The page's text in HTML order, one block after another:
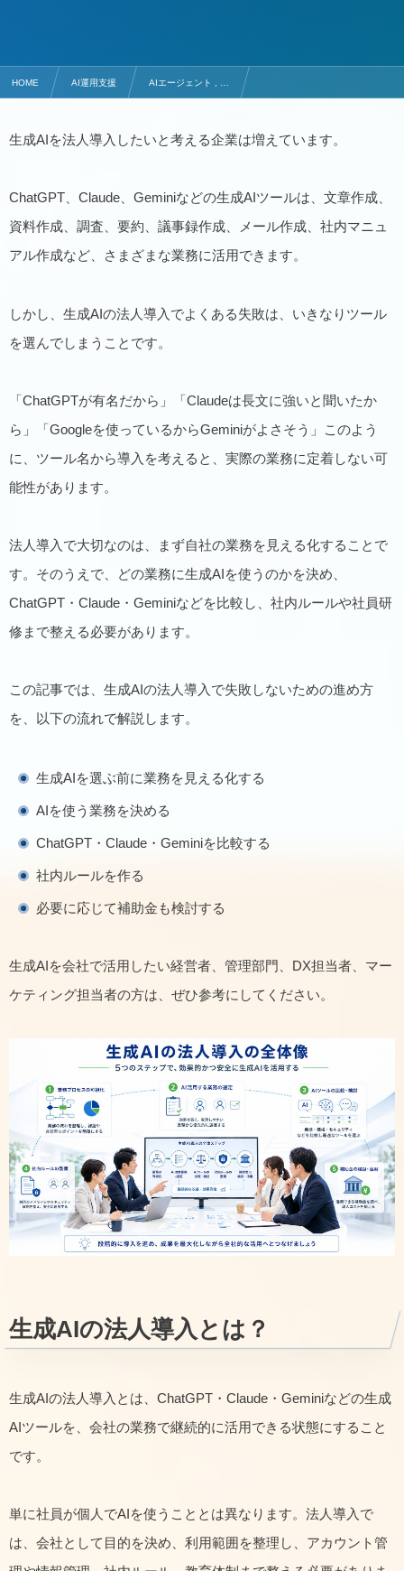
HOME AI運用支援 AIエージェント , …
生成AIを法人導入したいと考える企業は増えています。
ChatGPT、Claude、Geminiなどの生成AIツールは、文章作成、
資料作成、調査、要約、議事録作成、メール作成、社内マニュ
アル作成など、さまざまな業務に活用できます。
しかし、生成AIの法人導入でよくある失敗は、いきなりツール
を選んでしまうことです。
「ChatGPTが有名だから」「Claudeは長文に強いと聞いたか
ら」「Googleを使っているからGeminiがよさそう」このよう
に、ツール名から導入を考えると、実際の業務に定着しない可
能性があります。
法人導入で大切なのは、まず自社の業務を見える化することで
す。そのうえで、どの業務に生成AIを使うのかを決め、
ChatGPT・Claude・Geminiなどを比較し、社内ルールや社員研
修まで整える必要があります。
この記事では、生成AIの法人導入で失敗しないための進め方
を、以下の流れで解説します。
生成AIを選ぶ前に業務を見える化する
AIを使う業務を決める
ChatGPT・Claude・Geminiを比較する
社内ルールを作る
必要に応じて補助金も検討する
生成AIを会社で活用したい経営者、管理部門、DX担当者、マー
ケティング担当者の方は、ぜひ参考にしてください。
生成AIの法人導入とは？
生成AIの法人導入とは、ChatGPT・Claude・Geminiなどの生成
AIツールを、会社の業務で継続的に活用できる状態にすること
です。
単に社員が個人でAIを使うこととは異なります。法人導入で
は、会社として目的を決め、利用範囲を整理し、アカウント管